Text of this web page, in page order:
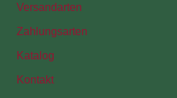
Versandarten
Zahlungsarten
Katalog
Kontakt